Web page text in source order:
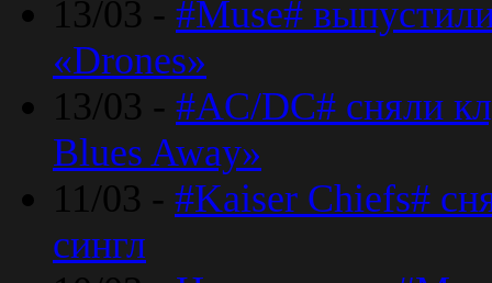
13/03 - #Muse#
«Drones»
13/03 - #AC/DC# сняли
Blues Away»
11/03 - #Kaiser Chiefs#
сингл